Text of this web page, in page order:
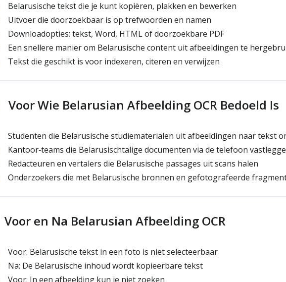
Belarusische tekst die je kunt kopiëren, plakken en bewerken
Uitvoer die doorzoekbaar is op trefwoorden en namen
Downloadopties: tekst, Word, HTML of doorzoekbare PDF
Een snellere manier om Belarusische content uit afbeeldingen te
Tekst die geschikt is voor indexeren, citeren en verwijzen
Voor Wie Belarusian Afbeelding OCR Bedoeld Is
Studenten die Belarusische studiematerialen uit afbeeldingen naar tekst
Kantoor‑teams die Belarusischtalige documenten via de telefoon
Redacteuren en vertalers die Belarusische passages uit scans halen
Onderzoekers die met Belarusische bronnen en gefotografeerde
Voor en Na Belarusian Afbeelding OCR
Voor: Belarusische tekst in een foto is niet selecteerbaar
Na: De Belarusische inhoud wordt kopieerbare tekst
Voor: In een afbeelding kun je niet zoeken